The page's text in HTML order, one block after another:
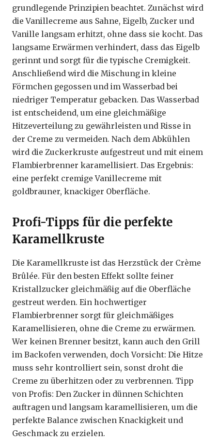
grundlegende Prinzipien beachtet. Zunächst wird
die Vanillecreme aus Sahne, Eigelb, Zucker und
Vanille langsam erhitzt, ohne dass sie kocht. Das
langsame Erwärmen verhindert, dass das Eigelb
gerinnt und sorgt für die typische Cremigkeit.
Anschließend wird die Mischung in kleine
Förmchen gegossen und im Wasserbad bei
niedriger Temperatur gebacken. Das Wasserbad
ist entscheidend, um eine gleichmäßige
Hitzeverteilung zu gewährleisten und Risse in
der Creme zu vermeiden. Nach dem Abkühlen
wird die Zuckerkruste aufgestreut und mit einem
Flambierbrenner karamellisiert. Das Ergebnis:
eine perfekt cremige Vanillecreme mit
goldbrauner, knackiger Oberfläche.
Profi-Tipps für die perfekte
Karamellkruste
Die Karamellkruste ist das Herzstück der Crème
Brûlée. Für den besten Effekt sollte feiner
Kristallzucker gleichmäßig auf die Oberfläche
gestreut werden. Ein hochwertiger
Flambierbrenner sorgt für gleichmäßiges
Karamellisieren, ohne die Creme zu erwärmen.
Wer keinen Brenner besitzt, kann auch den Grill
im Backofen verwenden, doch Vorsicht: Die Hitze
muss sehr kontrolliert sein, sonst droht die
Creme zu überhitzen oder zu verbrennen. Tipp
von Profis: Den Zucker in dünnen Schichten
auftragen und langsam karamellisieren, um die
perfekte Balance zwischen Knackigkeit und
Geschmack zu erzielen.